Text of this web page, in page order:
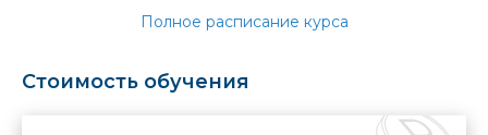
Полное расписание курса
Стоимость обучения